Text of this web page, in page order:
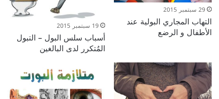
29 سبتمبر 2015
التهاب المجاري البولية عند
الأطفال و الرضع 19 سبتمبر 2015
أسباب سلس البول – التبول
المُتكرر لدى البالغين